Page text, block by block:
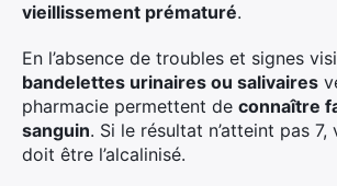
vieillissement prématuré.
En l’absence de troubles et signes
bandelettes urinaires ou salivaires
pharmacie permettent de connaître
sanguin. Si le résultat n’atteint pas
doit être l’alcalinisé.